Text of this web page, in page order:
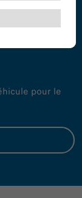
pour le